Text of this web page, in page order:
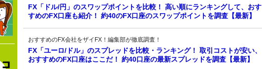
FX「ドル/円」のスワップポイントを比較！ 高い順にランキングして、おす
すめのFX口座も紹介！ 約40のFX口座のスワップポイントを調査【最新】
おすすめのFX会社をザイFX！編集部が徹底調査！
FX「ユーロ/ドル」のスプレッドを比較・ランキング！ 取引コストが安い、
おすすめのFX口座はここだ！ 約40口座の最新スプレッドを調査【最新】